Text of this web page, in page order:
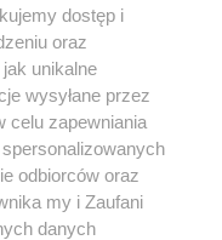
dostęp i
oraz
unikalne
wysyłane przez
celu zapewniania
odbiorców oraz
my i Zaufani
danych